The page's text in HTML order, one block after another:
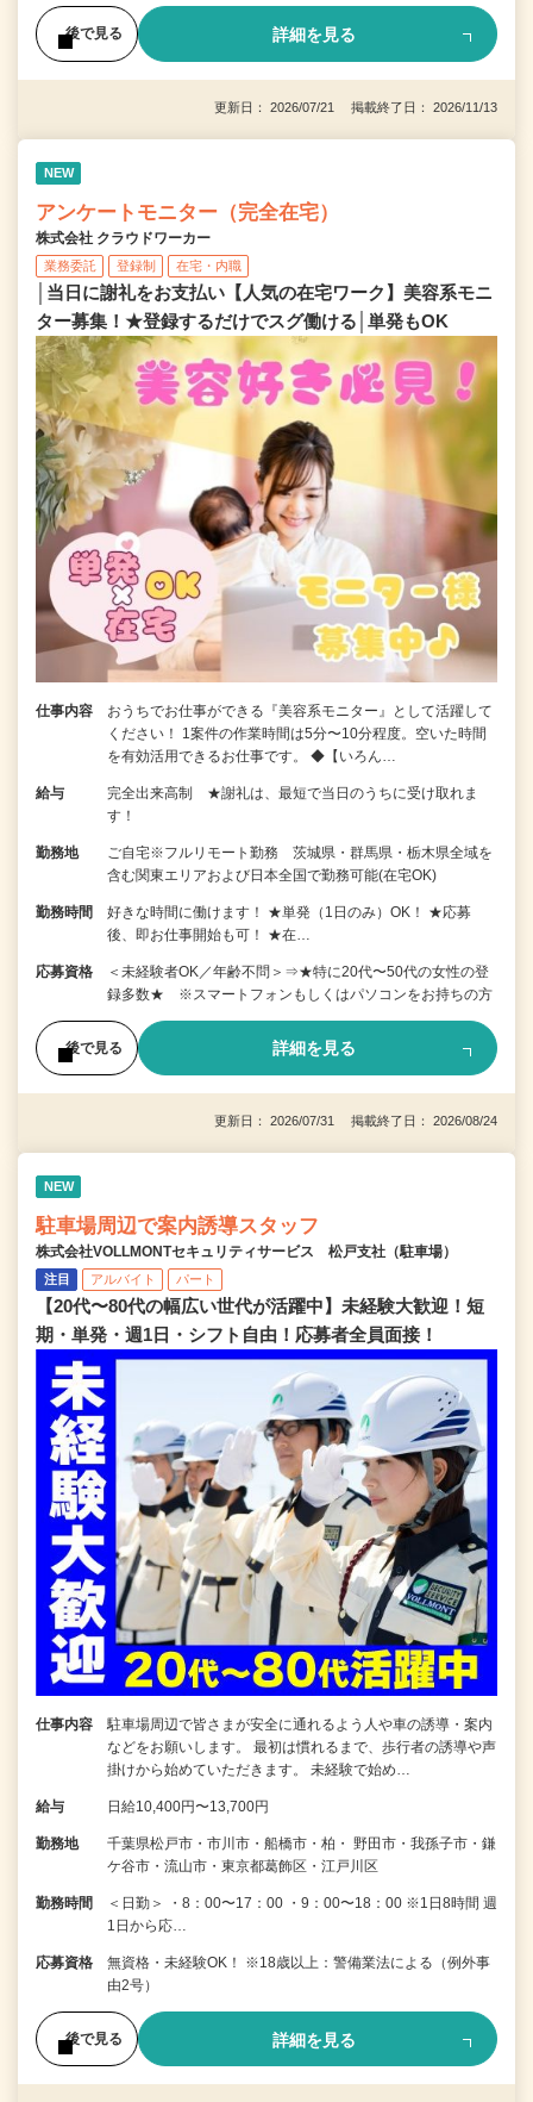
後で見る 詳細を見る
更新日： 2026/07/21 掲載終了日： 2026/11/13
NEW
アンケートモニター（完全在宅）
株式会社 クラウドワーカー
業務委託 登録制 在宅・内職
│当日に謝礼をお支払い【人気の在宅ワーク】美容系モニ
ター募集！★登録するだけでスグ働ける│単発もOK
仕事内容
おうちでお仕事ができる『美容系モニター』として活躍して
ください！ 1案件の作業時間は5分〜10分程度。空いた時間
を有効活用できるお仕事です。 ◆【いろん…
給与
完全出来高制 ★謝礼は、最短で当日のうちに受け取れま
す！
勤務地
ご自宅※フルリモート勤務 茨城県・群馬県・栃木県全域を
含む関東エリアおよび日本全国で勤務可能(在宅OK)
勤務時間
好きな時間に働けます！ ★単発（1日のみ）OK！ ★応募
後、即お仕事開始も可！ ★在…
応募資格
＜未経験者OK／年齢不問＞⇒★特に20代〜50代の女性の登
録多数★ ※スマートフォンもしくはパソコンをお持ちの方
後で見る 詳細を見る
更新日： 2026/07/31 掲載終了日： 2026/08/24
NEW
駐車場周辺で案内誘導スタッフ
株式会社VOLLMONTセキュリティサービス 松戸支社（駐車場）
注目 アルバイト パート
【20代〜80代の幅広い世代が活躍中】未経験大歓迎！短
期・単発・週1日・シフト自由！応募者全員面接！
仕事内容
駐車場周辺で皆さまが安全に通れるよう人や車の誘導・案内
などをお願いします。 最初は慣れるまで、歩行者の誘導や声
掛けから始めていただきます。 未経験で始め…
給与 日給10,400円〜13,700円
勤務地
千葉県松戸市・市川市・船橋市・柏・ 野田市・我孫子市・鎌
ケ谷市・流山市・東京都葛飾区・江戸川区
勤務時間
＜日勤＞ ・8：00〜17：00 ・9：00〜18：00 ※1日8時間 週
1日から応…
応募資格
無資格・未経験OK！ ※18歳以上：警備業法による（例外事
由2号）
後で見る 詳細を見る